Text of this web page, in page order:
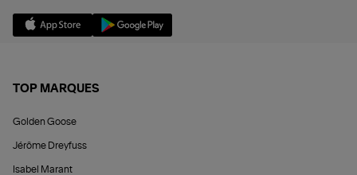
TOP MARQUES
Golden Goose
Jérôme Dreyfuss
Isabel Marant